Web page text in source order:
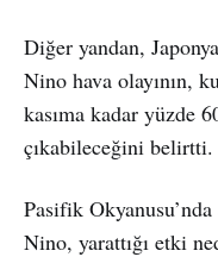
Diğer yandan,
Nino hava olayının,
kasıma kadar yüzde
çıkabileceğini belirtti.
Pasifik Okyanusu’nda
Nino, yarattığı etki